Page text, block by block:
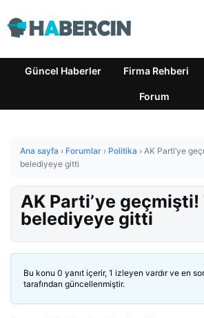
Güncel Haberler Firma Rehberi
Forum
Ana sayfa › Forumlar › Politika › AK Parti’ye
belediyeye gitti
AK Parti’ye geçmişti!
belediyeye gitti
Bu konu 0 yanıt içerir, 1 izleyen vardır ve en
tarafından güncellenmiştir.